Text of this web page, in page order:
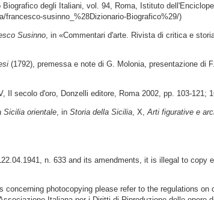
Biografico degli Italiani, vol. 94, Roma, Istituto
francesco-susinno_%28Dizionario-Biografico%29/)
Susinno , in «Commentari d'arte. Rivista di critica e
(1792), premessa e note di G. Molonia, presentazione di
Il secolo d'oro, Donzelli editore, Roma 2002, pp. 103-121;
Sicilia orientale, in Storia della Sicilia, X,Arti figurative e
n. 633 and its amendments, it is illegal to copy
concerning photocopying please refer to the regulations on